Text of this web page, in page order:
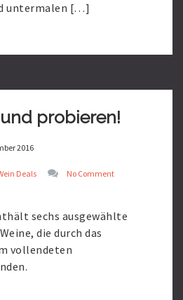
untermalen […]
probieren!
2016
Deals No Comment
sechs ausgewählte
die durch das
vollendeten